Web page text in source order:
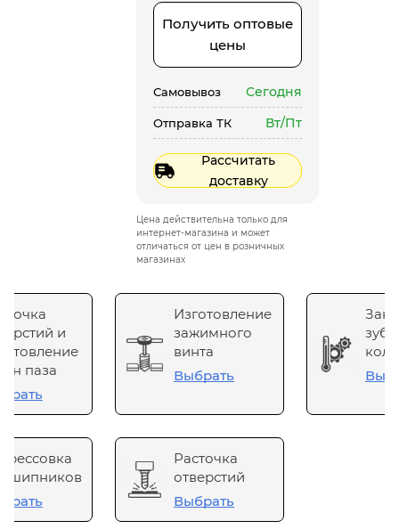
Получить оптовые
цены
Самовывоз Сегодня
Отправка ТК Вт/Пт
Рассчитать
доставку
Цена действительна только для
интернет-магазина и может
отличаться от цен в розничных
магазинах
и
паза
Изготовление
зажимного
винта
Выбрать
Расточка
отверстий
Выбрать